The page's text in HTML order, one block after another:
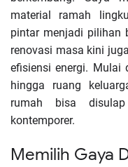
material ramah
pintar menjadi pilihan
renovasi masa kini
efisiensi energi. Mulai
hingga ruang
rumah bisa
kontemporer.
Memilih Gaya